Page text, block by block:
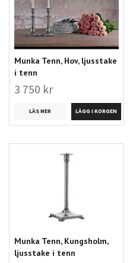
Munka Tenn, Hov, ljusstake
i tenn
3 750 kr
LÄS MER
Munka Tenn, Kungsholm,
ljusstake i tenn